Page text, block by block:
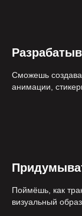
Сможешь
анимации,
Поймёшь, как
визуальный